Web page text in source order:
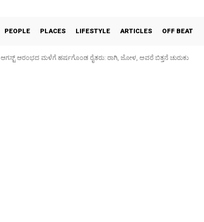
PEOPLE PLACES LIFESTYLE ARTICLES OFF BEAT
ಕನಕನಗರ: ಗರುಡಾದ್ರಿ ಶಾಲೆ ಮುಂಭಾಗದ ರಸ್ತೆ ಕೆಸರುಮಯ, ಮಕ್ಕಳಿಗೆ ಗಾಯ – ಪೋಷಕರ